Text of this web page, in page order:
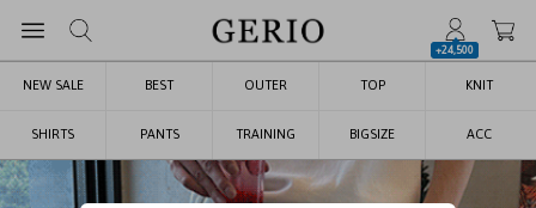
+24,500
NEW SALE BEST OUTER TOP KNIT
SHIRTS PANTS TRAINING BIGSIZE ACC